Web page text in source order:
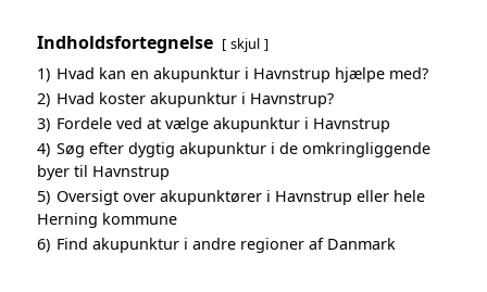
Indholdsfortegnelse skjul
1) Hvad kan en akupunktur i Havnstrup hjælpe med?
2) Hvad koster akupunktur i Havnstrup?
3) Fordele ved at vælge akupunktur i Havnstrup
4) Søg efter dygtig akupunktur i de omkringliggende
byer til Havnstrup
5) Oversigt over akupunktører i Havnstrup eller hele
Herning kommune
6) Find akupunktur i andre regioner af Danmark